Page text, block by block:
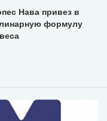
Нава привез в
формулу